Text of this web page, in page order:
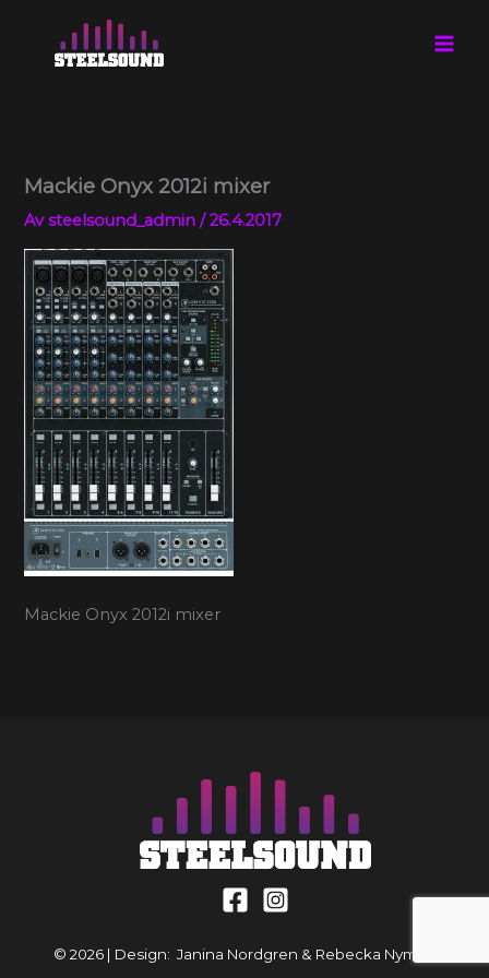
innehåll
Mackie Onyx 2012i mixer
Avsteelsound_admin/26.4.2017
Mackie Onyx 2012i mixer
© 2026 | Design: Janina Nordgren & Rebecka Nyman